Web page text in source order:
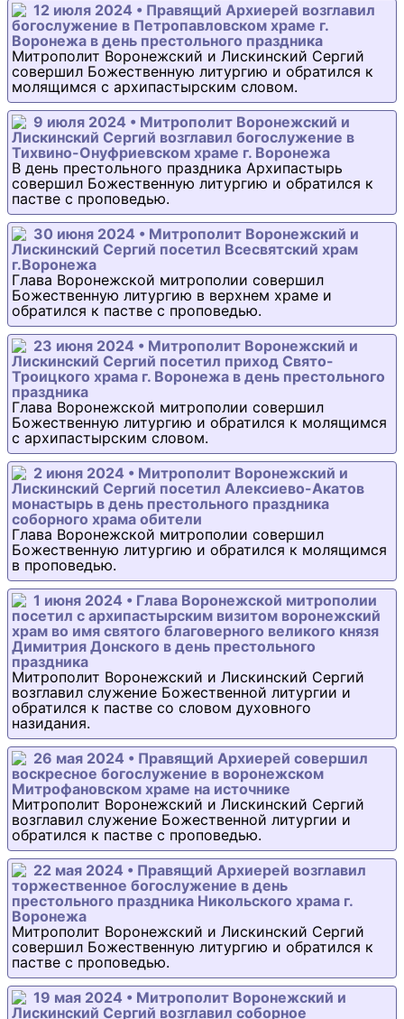
12 июля 2024 • Правящий Архиерей возглавил
богослужение в Петропавловском храме г.
Воронежа в день престольного праздника
Митрополит Воронежский и Лискинский Сергий
совершил Божественную литургию и обратился к
молящимся с архипастырским словом.
9 июля 2024 • Митрополит Воронежский и
Лискинский Сергий возглавил богослужение в
Тихвино-Онуфриевском храме г. Воронежа
В день престольного праздника Архипастырь
совершил Божественную литургию и обратился к
пастве с проповедью.
30 июня 2024 • Митрополит Воронежский и
Лискинский Сергий посетил Всесвятский храм
г.Воронежа
Глава Воронежской митрополии совершил
Божественную литургию в верхнем храме и
обратился к пастве с проповедью.
23 июня 2024 • Митрополит Воронежский и
Лискинский Сергий посетил приход Свято-
Троицкого храма г. Воронежа в день престольного
праздника
Глава Воронежской митрополии совершил
Божественную литургию и обратился к молящимся
с архипастырским словом.
2 июня 2024 • Митрополит Воронежский и
Лискинский Сергий посетил Алексиево-Акатов
монастырь в день престольного праздника
соборного храма обители
Глава Воронежской митрополии совершил
Божественную литургию и обратился к молящимся
в проповедью.
1 июня 2024 • Глава Воронежской митрополии
посетил с архипастырским визитом воронежский
храм во имя святого благоверного великого князя
Димитрия Донского в день престольного
праздника
Митрополит Воронежский и Лискинский Сергий
возглавил служение Божественной литургии и
обратился к пастве со словом духовного
назидания.
26 мая 2024 • Правящий Архиерей совершил
воскресное богослужение в воронежском
Митрофановском храме на источнике
Митрополит Воронежский и Лискинский Сергий
возглавил служение Божественной литургии и
обратился к пастве с проповедью.
22 мая 2024 • Правящий Архиерей возглавил
торжественное богослужение в день
престольного праздника Никольского храма г.
Воронежа
Митрополит Воронежский и Лискинский Сергий
совершил Божественную литургию и обратился к
пастве с проповедью.
19 мая 2024 • Митрополит Воронежский и
Лискинский Сергий возглавил соборное